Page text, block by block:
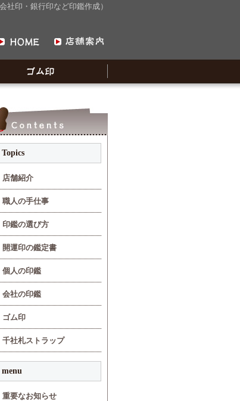
社印・銀行印など印鑑作成）
Topics
店舗紹介
職人の手仕事
印鑑の選び方
開運印の鑑定書
個人の印鑑
会社の印鑑
ゴム印
千社札ストラップ
menu
重要なお知らせ